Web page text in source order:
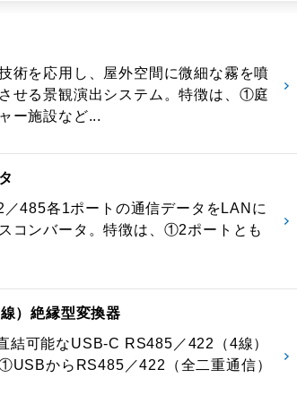
術を応用し、屋外空間に微細な霧を噴
せる景観演出システム。特徴は、①庭
ー施設など...
485各1ポートの通信データをLANに
コンバータ。特徴は、①2ポートとも
）絶縁型変換器
結可能なUSB-C RS485／422（4線）
からRS485／422（全二重通信）